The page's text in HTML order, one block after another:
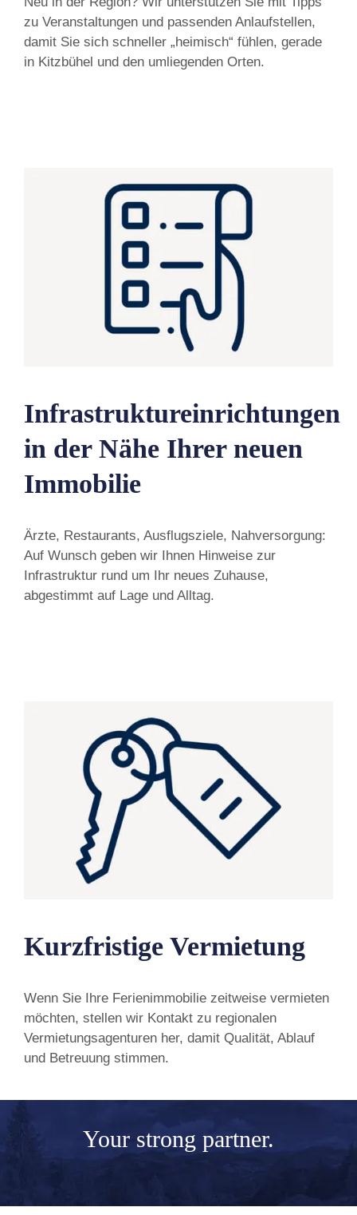
zu Veranstaltungen und passenden Anlaufstellen,
damit Sie sich schneller „heimisch“ fühlen, gerade
in Kitzbühel und den umliegenden Orten.
Infrastruktureinrichtungen
in der Nähe Ihrer neuen
Immobilie
Ärzte, Restaurants, Ausflugsziele, Nahversorgung:
Auf Wunsch geben wir Ihnen Hinweise zur
Infrastruktur rund um Ihr neues Zuhause,
abgestimmt auf Lage und Alltag.
Kurzfristige Vermietung
Wenn Sie Ihre Ferienimmobilie zeitweise vermieten
möchten, stellen wir Kontakt zu regionalen
Vermietungsagenturen her, damit Qualität, Ablauf
und Betreuung stimmen.
Your strong partner.